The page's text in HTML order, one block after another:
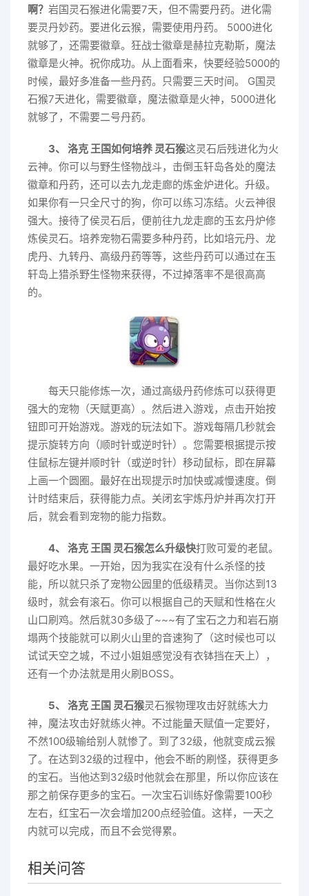
啊？ 岩国灵石猴进化需要7天，但不需要丹药。进化需
要灵丹妙药。要进化云猴，需要使用丹药。 5000进化
就够了，还需要徽章。狂战士徽章是赫拉克勒斯，魔法
徽章是火神。祝你成功。从上面看来，快要经验5000的
时候，最好多准备一些丹药。只需要三天时间。 G国灵
石猴7天进化，需要徽章，魔法徽章是火神，5000进化
就够了，不需要二号丹药。
3、 洛克 王国如何培养 灵石猴这灵石后残进化为火
云神。你可以与野生怪物战斗，击倒玉轩岛各处的魔法
徽章和丹药，还可以去九龙走廊的炼金炉进化。升级。
如果你有一只全尺寸的狗，你可以练习冻结。火云神很
强大。接待了侯灵石后，便前往九龙走廊的玉玄丹炉修
炼侯灵石。培养宠物石需要多种丹药，比如培元丹、龙
虎丹、九转丹、高级丹药等等，这些丹药可以通过在玉
轩岛上猎杀野生怪物来获得，不过掉落率不是很高高
的。
每天只能修炼一次，通过高级丹药修炼可以获得更
强大的宠物（天赋更高）。然后进入游戏，点击开始按
钮即可开始游戏。游戏的玩法如下。游戏每隔几秒就会
提示旋转方向（顺时针或逆时针）。您需要根据提示按
住鼠标左键并顺时针（或逆时针）移动鼠标，即在屏幕
上画一个圆圈。最好在出现提示时加快或减慢速度。倒
计时结束后，获得能力点。关闭玄宇炼丹炉并再次打开
后，就会看到宠物的能力指数。
4、 洛克 王国 灵石猴怎么升级快打败可爱的老鼠。
最好吃水果。一开始，因为我实在没有什么杀怪的技
能，所以就只杀了宠物公园里的低级精灵。当你达到13
级时，就会有滚石。你可以根据自己的天赋和性格在火
山口刷鸡。然后就30多级了~~~有了宝石之力和岩石崩
塌两个技能就可以刷火山里的音速狗了（这时候也可以
试试天空之城，不过小姐姐感觉没有衣钵挡在天上），
还有一个办法就是用火刷BOSS。
5、 洛克 王国 灵石猴灵石猴物理攻击好就练大力
神，魔法攻击好就练火神。不过能量天赋值一定要好，
不然100级输给别人就惨了。到了32级，他就变成云猴
了。在达到32级的过程中，他会不断的刷怪，获得更多
的宝石。当他达到32级时他就会在那里，所以你应该在
那之前保存更多的宝石。一次宝石训练好像需要100秒
左右，红宝石一次会增加200点经验值。这样，一天之
内就可以完成，而且不会觉得累。
相关问答